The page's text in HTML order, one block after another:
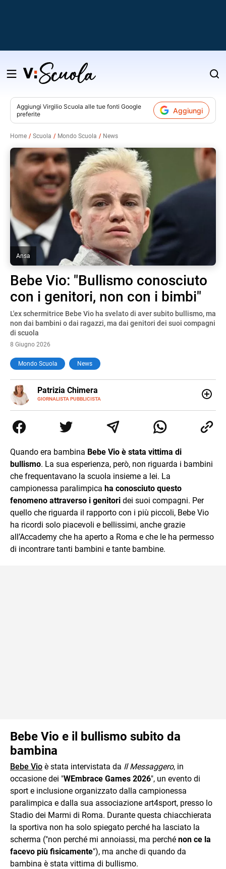
Salta
contenuto
Aggiungi Virgilio Scuola alle tue fonti Google
preferite
Aggiungi
Home Scuola Mondo Scuola News
Ansa
Bebe Vio: "Bullismo conosciuto
con i genitori, non con i bimbi"
L'ex schermitrice Bebe Vio ha svelato di aver subito bullismo, ma
non dai bambini o dai ragazzi, ma dai genitori dei suoi compagni
di scuola
8 Giugno 2026
Mondo Scuola News
Patrizia Chimera
GIORNALISTA PUBBLICISTA
E-
MAIL
LINKEDIN
collaborato con grandi gruppi editoriali e agenzie di
comunicazione specializzandosi nella scrittura di articoli
Quando era bambina Bebe Vio è stata vittima di
bullismo. La sua esperienza, però, non riguarda i bambini
che frequentavano la scuola insieme a lei. La
campionessa paralimpica ha conosciuto questo
fenomeno attraverso i genitori dei suoi compagni. Per
quello che riguarda il rapporto con i più piccoli, Bebe Vio
ha ricordi solo piacevoli e bellissimi, anche grazie
all’Accademy che ha aperto a Roma e che le ha permesso
di incontrare tanti bambini e tante bambine.
Bebe Vio e il bullismo subito da
bambina
Bebe Vio è stata intervistata da Il Messaggero, in
occasione dei "WEmbrace Games 2026", un evento di
sport e inclusione organizzato dalla campionessa
paralimpica e dalla sua associazione art4sport, presso lo
Stadio dei Marmi di Roma. Durante questa chiacchierata
la sportiva non ha solo spiegato perché ha lasciato la
scherma ("non perché mi annoiassi, ma perché non ce la
facevo più fisicamente"), ma anche di quando da
bambina è stata vittima di bullismo.